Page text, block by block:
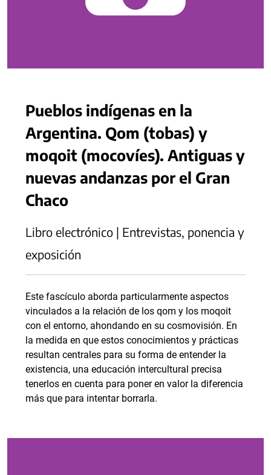
Pueblos indígenas en la
Argentina. Qom (tobas) y
moqoit (mocovíes). Antiguas y
nuevas andanzas por el Gran
Chaco
Libro electrónico | Entrevistas, ponencia y
exposición
Este fascículo aborda particularmente aspectos
vinculados a la relación de los qom y los moqoit
con el entorno, ahondando en su cosmovisión. En
la medida en que estos conocimientos y prácticas
resultan centrales para su forma de entender la
existencia, una educación intercultural precisa
tenerlos en cuenta para poner en valor la diferencia
más que para intentar borrarla.